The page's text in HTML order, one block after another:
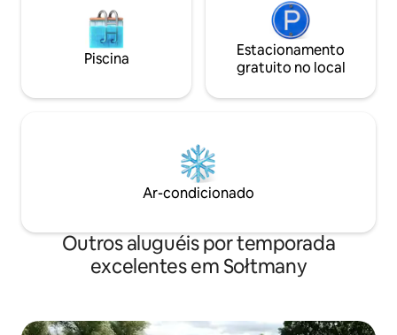
Piscina
Estacionamento
gratuito no local
Ar-condicionado
Outros aluguéis por temporada
excelentes em Sołtmany